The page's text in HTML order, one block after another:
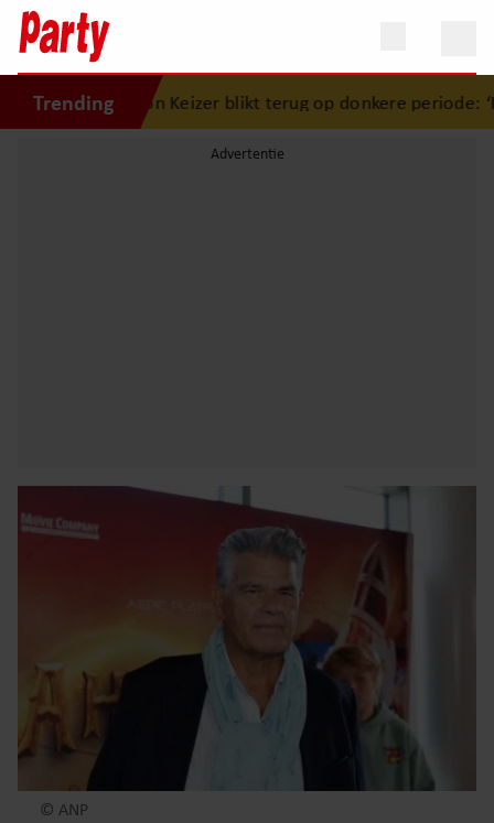
Trending
Keizer blikt terug op donkere periode: ‘Ik was een
© ANP